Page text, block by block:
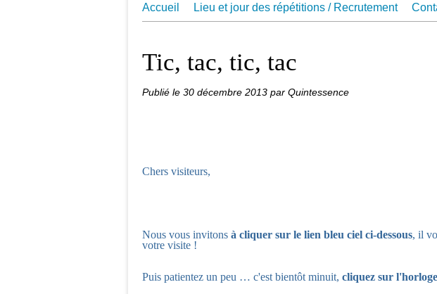
Accueil Lieu et jour des répétitions / Recrutement
Tic, tac, tic, tac
Publié le 30 décembre 2013 par Quintessence
Chers visiteurs,
Nous vous invitons à cliquer sur le lien bleu ciel ci-dessous, il
votre visite !
Puis patientez un peu … c'est bientôt minuit, cliquez sur l'horloge